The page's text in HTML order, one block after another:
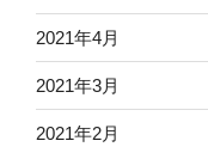
2021年4月
2021年3月
2021年2月